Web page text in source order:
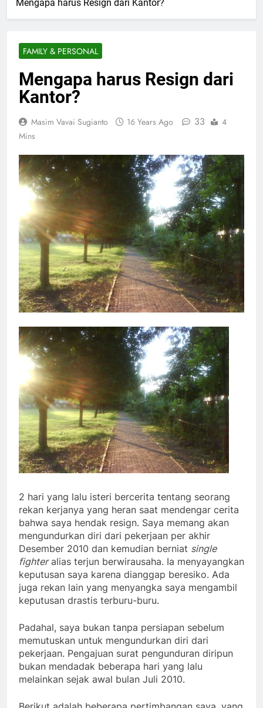
FAMILY & PERSONAL
Mengapa harus Resign dari
Kantor?
Masim Vavai Sugianto
2 hari yang lalu isteri bercerita tentang seorang
rekan kerjanya yang heran saat mendengar cerita
bahwa saya hendak resign. Saya memang akan
mengundurkan diri dari pekerjaan per akhir
Desember 2010 dan kemudian berniatsingle
fighteralias terjun berwirausaha. Ia menyayangkan
keputusan saya karena dianggap beresiko. Ada
juga rekan lain yang menyangka saya mengambil
Padahal, saya bukan tanpa persiapan sebelum
memutuskan untuk mengundurkan diri dari
pekerjaan. Pengajuan surat pengunduran diripun
bukan mendadak beberapa hari yang lalu